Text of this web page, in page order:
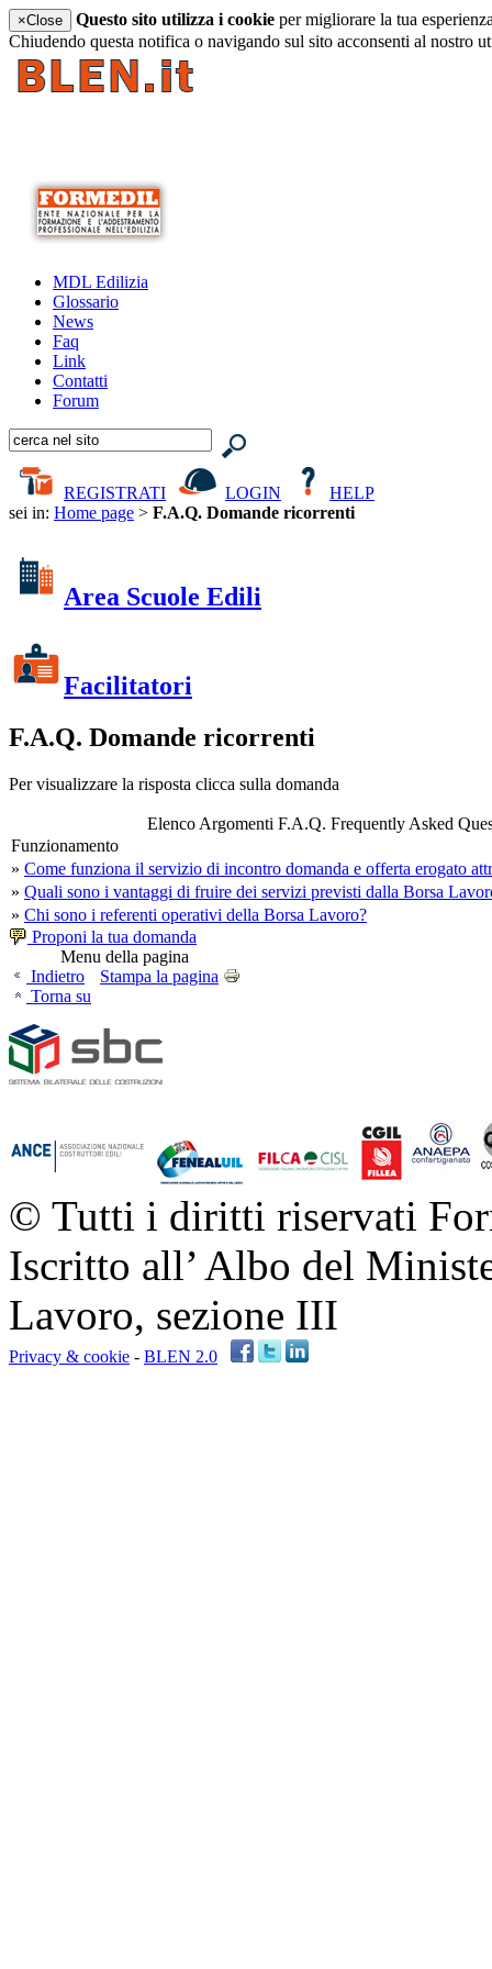
×Close Questo sito utilizza i cookie per migliorare la tua
Chiudendo questa notifica o navigando sul sito acconsenti al nostro
MDL Edilizia
Glossario
News
Faq
Link
Contatti
Forum
REGISTRATI LOGIN
HELP
sei in: Home page > F.A.Q. Domande ricorrenti
Area Scuole Edili
Facilitatori
F.A.Q. Domande ricorrenti
Per visualizzare la risposta clicca sulla domanda
Elenco Argomenti F.A.Q. Frequently Asked
Funzionamento
» Come funziona il servizio di incontro domanda e offerta erogato
» Quali sono i vantaggi di fruire dei servizi previsti dalla Borsa
» Chi sono i referenti operativi della Borsa Lavoro?
Proponi la tua domanda
Menu della pagina
Indietro
Stampa la pagina
Torna su
© Tutti i diritti riservati
Iscritto all’ Albo del
Lavoro, sezione III
Privacy & cookie - BLEN 2.0